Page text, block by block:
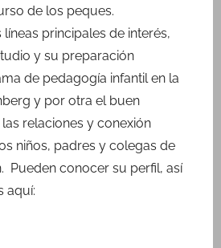
í
a
R
i
n
k
de los peques.
principales de interés,
y su preparación
de pedagogía infantil en la
y por otra el buen
relaciones y conexión
niños, padres y colegas de
Pueden conocer su perfil, así
aquí: